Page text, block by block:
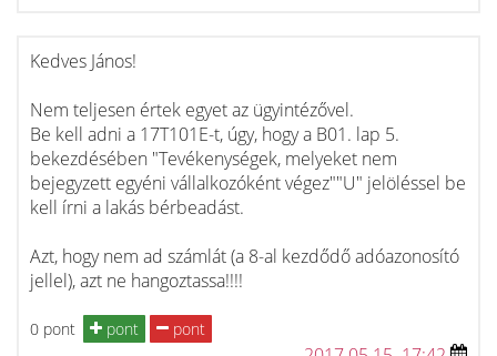
Kedves János!
Nem teljesen értek egyet az ügyintézővel.
Be kell adni a 17T101E-t, úgy, hogy a B01. lap 5.
bekezdésében "Tevékenységek, melyeket nem
bejegyzett egyéni vállalkozóként végez""U" jelöléssel be
kell írni a lakás bérbeadást.
Azt, hogy nem ad számlát (a 8-al kezdődő adóazonosító
jellel), azt ne hangoztassa!!!!
0 pont pont pont